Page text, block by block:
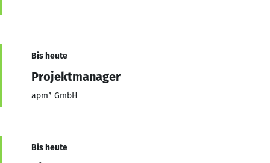
Bis heute
Projektmanager
apm³ GmbH
Bis heute